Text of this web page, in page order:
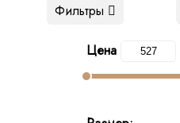
Фильтры
Цена